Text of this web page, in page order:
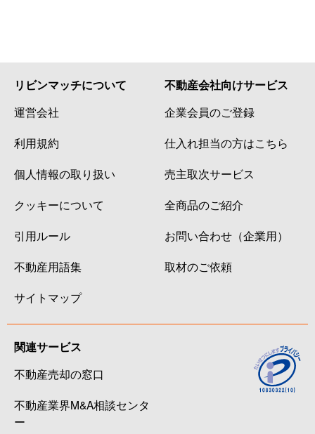
リビンマッチについて
運営会社
利用規約
個人情報の取り扱い
クッキーについて
引用ルール
不動産用語集
サイトマップ
不動産会社向けサービス
企業会員のご登録
仕入れ担当の方はこちら
売主取次サービス
全商品のご紹介
お問い合わせ（企業用）
取材のご依頼
関連サービス
不動産売却の窓口
不動産業界M&A相談センタ
ー